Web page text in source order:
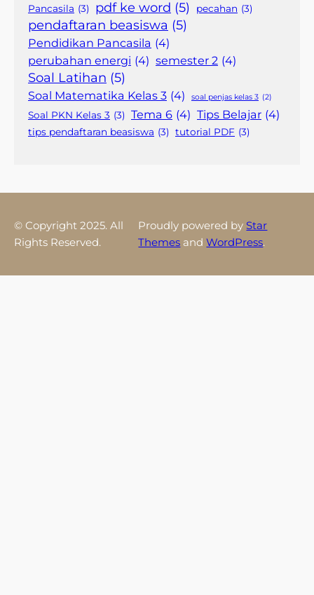
Pancasila (3) pdf ke word (5) pecahan (3)
pendaftaran beasiswa (5)
Pendidikan Pancasila (4)
perubahan energi (4) semester 2 (4)
Soal Latihan (5)
Soal Matematika Kelas 3 (4) soal penjas kelas 3 (2)
Soal PKN Kelas 3 (3) Tema 6 (4) Tips Belajar (4)
tips pendaftaran beasiswa (3) tutorial PDF (3)
© Copyright 2025. All
Rights Reserved.
Proudly powered by Star
Themes andWordPress.